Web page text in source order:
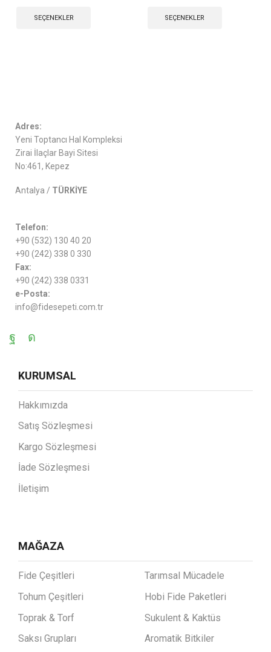
SEÇENEKLER SEÇENEKLER
Adres:
Yeni Toptancı Hal Kompleksi
Zirai İlaçlar Bayi Sitesi
No:461, Kepez
Antalya / TÜRKİYE
Telefon:
+90 (532) 130 40 20
+90 (242) 338 0 330
Fax:
+90 (242) 338 0331
e-Posta:
info@fidesepeti.com.tr
KURUMSAL
Hakkımızda
Satış Sözleşmesi
Kargo Sözleşmesi
İade Sözleşmesi
İletişim
MAĞAZA
Fide Çeşitleri
Tohum Çeşitleri
Toprak & Torf
Saksı Grupları
Tarımsal Mücadele
Hobi Fide Paketleri
Sukulent & Kaktüs
Aromatik Bitkiler